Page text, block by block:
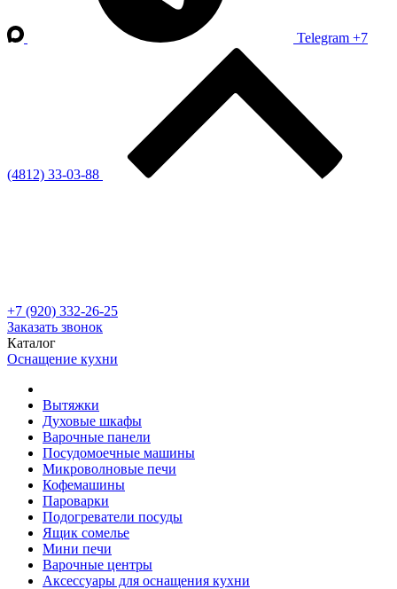
Telegram +7
(4812) 33-03-88
+7 (920) 332-26-25
Заказать звонок
Каталог
Оснащение кухни
Вытяжки
Духовые шкафы
Варочные панели
Посудомоечные машины
Микроволновые печи
Кофемашины
Пароварки
Подогреватели посуды
Ящик сомелье
Мини печи
Варочные центры
Аксессуары для оснащения кухни